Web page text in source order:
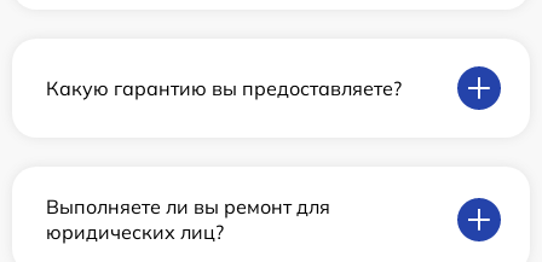
Какую гарантию вы предоставляете?
Выполняете ли вы ремонт для
юридических лиц?